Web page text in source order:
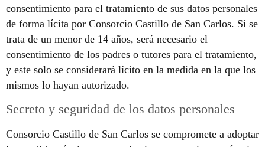
consentimiento para el tratamiento de sus datos personales
de forma lícita por Consorcio Castillo de San Carlos. Si se
trata de un menor de 14 años, será necesario el
consentimiento de los padres o tutores para el tratamiento,
y este solo se considerará lícito en la medida en la que los
mismos lo hayan autorizado.
Secreto y seguridad de los datos personales
Consorcio Castillo de San Carlos se compromete a adoptar